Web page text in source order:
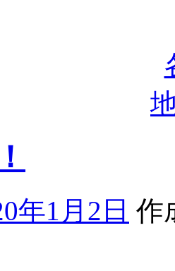
年1月2日 作